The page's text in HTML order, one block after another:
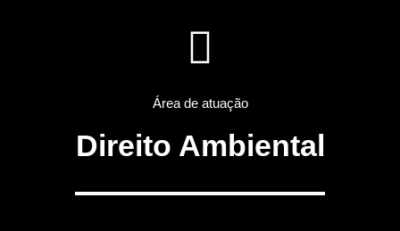
Área de atuação
Direito Ambiental